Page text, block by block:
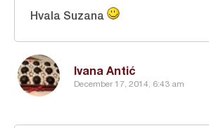
Ivana Antić
December 17, 2014, 6:43 am
Hvala Suzana